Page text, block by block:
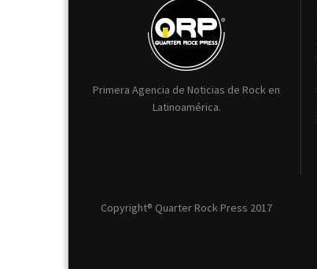
Primera Agencia de Noticias de Rock en
Latinoamérica.
Copyright® Quarter Rock Press 2017